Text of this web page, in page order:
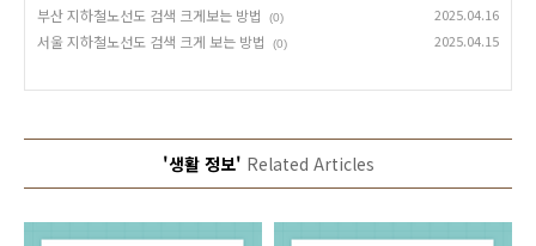
부산 지하철노선도 검색 크게보는 방법 (0) 2025.04.16
서울 지하철노선도 검색 크게 보는 방법 (0) 2025.04.15
'생활 정보' Related Articles